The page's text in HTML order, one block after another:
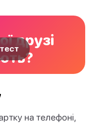
друзі
на телефоні,